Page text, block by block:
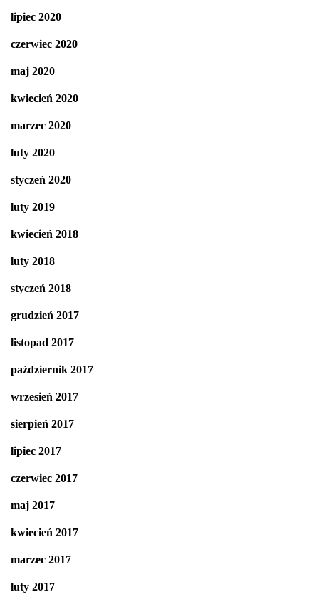
lipiec 2020
czerwiec 2020
maj 2020
kwiecień 2020
marzec 2020
luty 2020
styczeń 2020
luty 2019
kwiecień 2018
luty 2018
styczeń 2018
grudzień 2017
listopad 2017
październik 2017
wrzesień 2017
sierpień 2017
lipiec 2017
czerwiec 2017
maj 2017
kwiecień 2017
marzec 2017
luty 2017